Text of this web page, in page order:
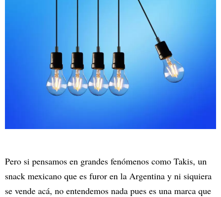
Pero si pensamos en grandes fenómenos como Takis, un
snack mexicano que es furor en la Argentina y ni siquiera
se vende acá, no entendemos nada pues es una marca que